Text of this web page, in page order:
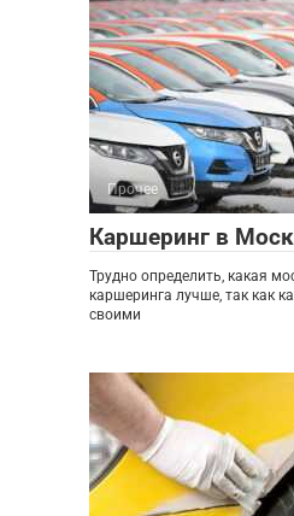
Прочее
Каршеринг в
Трудно определить, какая
каршеринга лучше, так как
своими